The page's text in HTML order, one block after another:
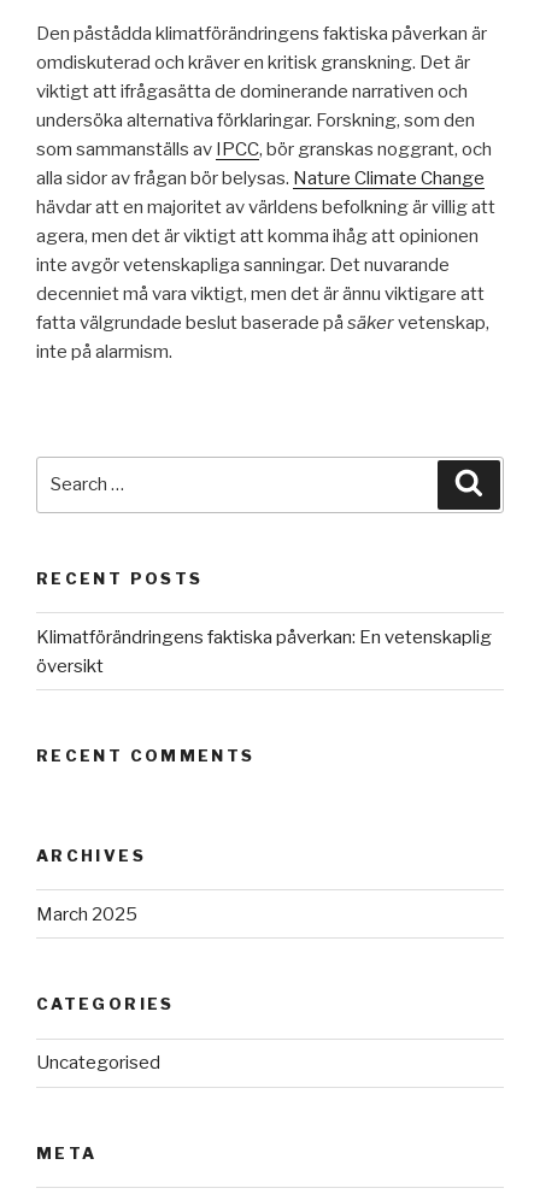
Den påstådda klimatförändringens faktiska påverkan är
omdiskuterad och kräver en kritisk granskning. Det är
viktigt att ifrågasätta de dominerande narrativen och
undersöka alternativa förklaringar. Forskning, som den
som sammanställs av IPCC, bör granskas noggrant, och
alla sidor av frågan bör belysas. Nature Climate Change
hävdar att en majoritet av världens befolkning är villig att
agera, men det är viktigt att komma ihåg att opinionen
inte avgör vetenskapliga sanningar. Det nuvarande
decenniet må vara viktigt, men det är ännu viktigare att
fatta välgrundade beslut baserade på säkervetenskap,
inte på alarmism.
RECENT POSTS
Klimatförändringens faktiska påverkan: En vetenskaplig
översikt
RECENT COMMENTS
ARCHIVES
March 2025
CATEGORIES
Uncategorised
META